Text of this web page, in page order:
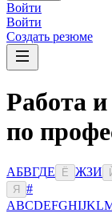
Войти
Войти
Создать резюме
Работа
по
АБВГДЕ Ё ЖЗИ
Я
#
ABCDEFGHIJKL